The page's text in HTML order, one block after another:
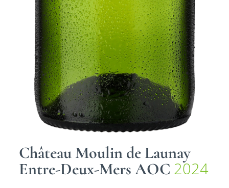
Château Moulin de Launay
Entre-Deux-Mers AOC 2024